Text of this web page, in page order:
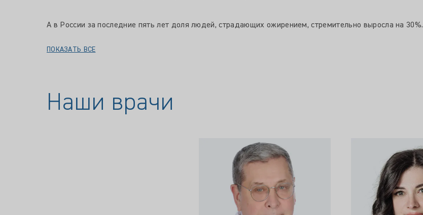
А в России за последние пять лет доля людей, страдающих ожирением, стремительно выросла на 30%.
ПОКАЗАТЬ ВСЕ
Наши врачи